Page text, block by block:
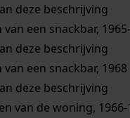
deze beschrijving
een snackbar,
deze beschrijving
een snackbar, 1968
deze beschrijving
van de woning, 1966-